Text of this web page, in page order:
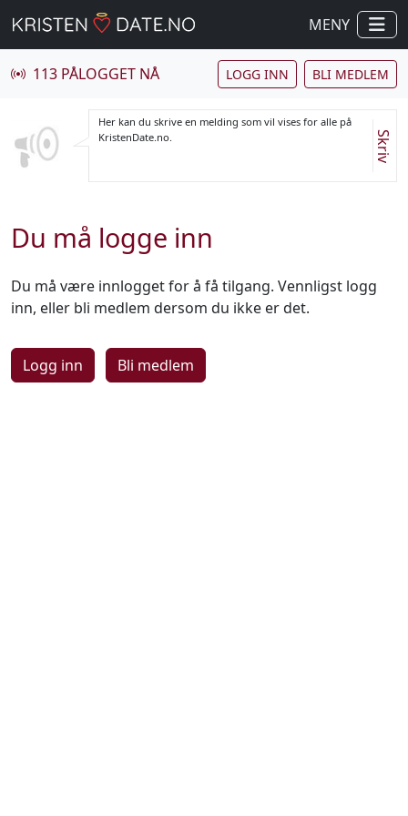
MENY
113 PÅLOGGET NÅ LOGG INN BLI MEDLEM
Her kan du skrive en melding som vil vises for alle på
KristenDate.no.
Skriv
Du må logge inn
Du må være innlogget for å få tilgang. Vennligst logg
inn, eller bli medlem dersom du ikke er det.
Logg inn